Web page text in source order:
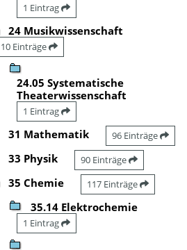
1 Eintrag
24 Musikwissenschaft
10 Einträge
24.05 Systematische
Theaterwissenschaft
1 Eintrag
31 Mathematik 96 Einträge
33 Physik 90 Einträge
35 Chemie 117 Einträge
35.14 Elektrochemie
1 Eintrag